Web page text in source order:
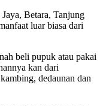
Betara, Tanjung
luar biasa dari
beli pupuk atau pakai
kan dari
dedaunan dan